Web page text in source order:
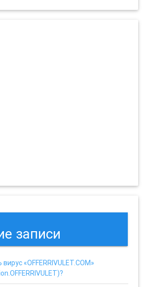
записи
«OFFERRIVULET.COM»